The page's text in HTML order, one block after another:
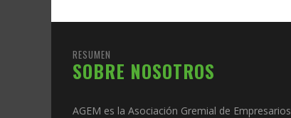
RESUMEN
SOBRE NOSOTROS
AGEM es la Asociación Gremial de Empresarios